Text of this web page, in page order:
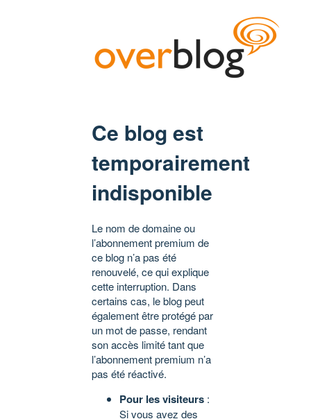
Ce blog est
temporairement
indisponible
Le nom de domaine ou
l’abonnement premium de
ce blog n’a pas été
renouvelé, ce qui explique
cette interruption. Dans
certains cas, le blog peut
également être protégé par
un mot de passe, rendant
son accès limité tant que
l’abonnement premium n’a
pas été réactivé.
Pour les visiteurs :
Si vous avez des